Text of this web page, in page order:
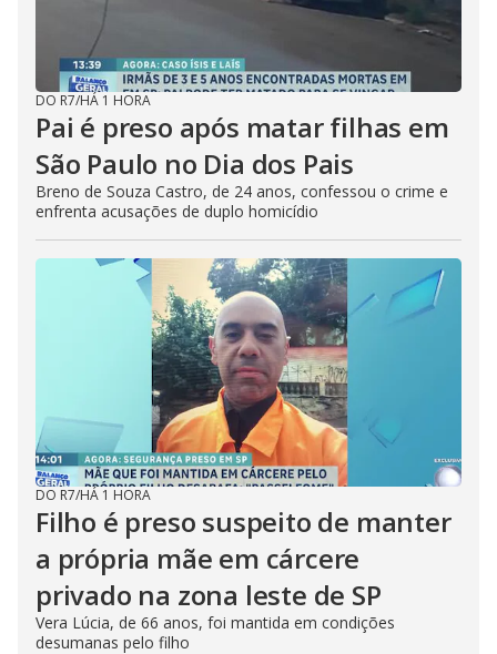
DO R7/HÁ 1 HORA
Pai é preso após matar filhas em
São Paulo no Dia dos Pais
Breno de Souza Castro, de 24 anos, confessou o crime e
enfrenta acusações de duplo homicídio
DO R7/HÁ 1 HORA
Filho é preso suspeito de manter
a própria mãe em cárcere
privado na zona leste de SP
Vera Lúcia, de 66 anos, foi mantida em condições
desumanas pelo filho